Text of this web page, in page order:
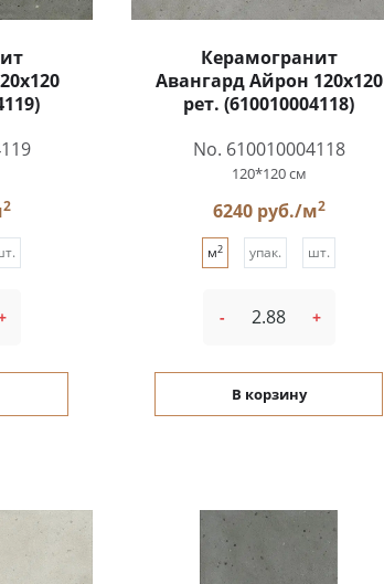
2
Керамогранит
Авангард Айрон 120x120
рет. (610010004118)
No. 610010004118
120*120 см
6240 руб./м2
м2 упак. шт.
- +
В корзину